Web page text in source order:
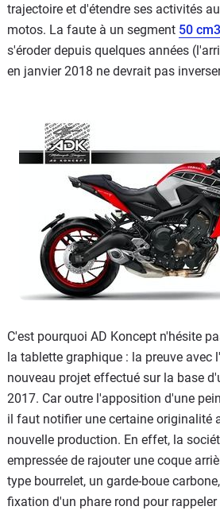
trajectoire et d'étendre ses activités
motos. La faute à un segment 50 cm3
s'éroder depuis quelques années
en janvier 2018 ne devrait pas
C'est pourquoi AD Koncept n'hésite
la tablette graphique : la preuve avec
nouveau projet effectué sur la base
2017. Car outre l'apposition d'une
il faut notifier une certaine originalité
nouvelle production. En effet, la
empressée de rajouter une coque
type bourrelet, un garde-boue
fixation d'un phare rond pour